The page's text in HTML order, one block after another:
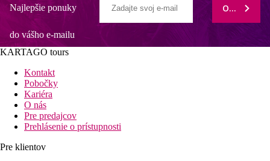
Najlepšie ponuky
do vášho e-mailu
ODOBERAŤ
KARTAGO tours
Kontakt
Pobočky
Kariéra
O nás
Pre predajcov
Prehlásenie o prístupnosti
Pre klientov